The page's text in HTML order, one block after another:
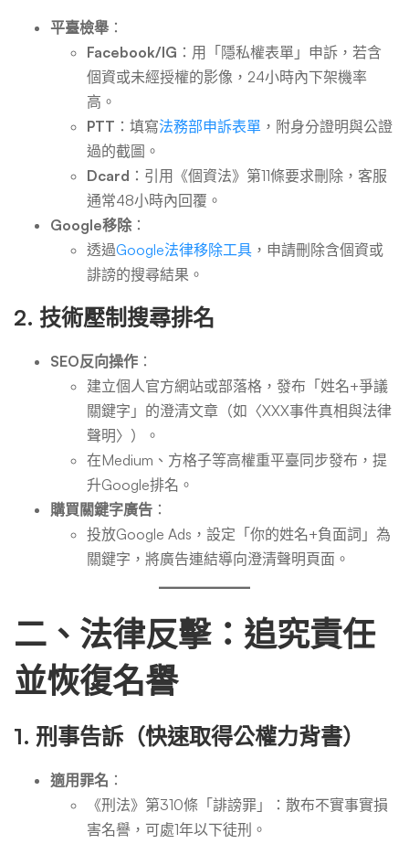
回平臺檢舉 ：
Facebook/IG ：用「隱私權表單」申訴，若含
個資或未經授權的影像，24小時內下架機率
高。
PTT ：填寫法務部申訴表單 ，附身分證明與公證
過的截圖。
Dcard ：引用《個資法》第11條要求刪除，客服
通常48小時內回覆。
Google移除：
透過Google法律移除工具 ，申請刪除含個資或
誹謗的搜尋結果。
2. 技術壓制搜尋排名
SEO反向操作 ：
建立個人官方網站或部落格，發布「姓名+爭議
關鍵字」的澄清文章（如〈XXX事件真相與法律
聲明〉）。
在Medium、方格子等高權重平臺同步發布，提
升Google排名。
購買關鍵字廣告 ：
投放Google Ads，設定「你的姓名+負面詞」為
關鍵字，將廣告連結導向澄清聲明頁面。
二、法律反擊：追究責任
並恢復名譽
1. 刑事告訴（快速取得公權力背書）
適用罪名 ：
《刑法》第310條「誹謗罪」：散布不實事實損
害名譽，可處1年以下徒刑。